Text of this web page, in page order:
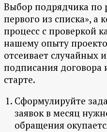
Выбор подрядчика по
первого из списка», а
процесс с проверкой
нашему опыту
отсеивает случайных
подписания
старте.
Сформулируйте
заявок в месяц
обращения